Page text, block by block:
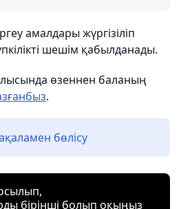
амалдары жүргізіліп
шешім қабылданады.
өзеннен баланың
.
бөлісу
бірінші болып оқыңыз